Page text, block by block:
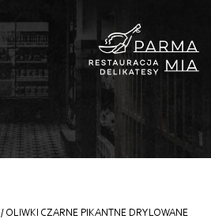
/ OLIWKI CZARNE PIKANTNE DRYLOWANE